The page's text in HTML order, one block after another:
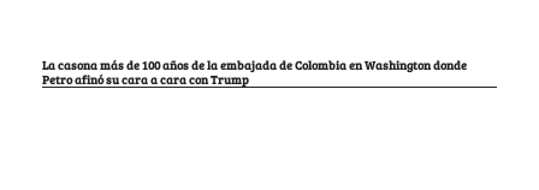
La casona más de 100 años de la embajada de Colombia en Washington donde
Petro afinó su cara a cara con Trump